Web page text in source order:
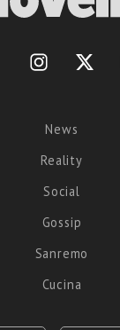
News
Reality
Social
Gossip
Sanremo
Cucina